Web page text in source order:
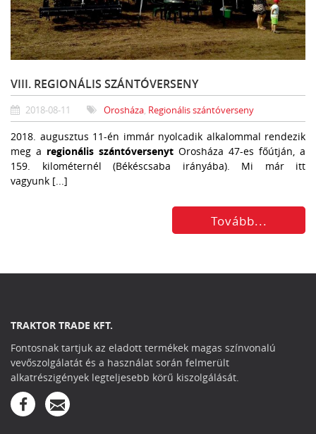
VIII. REGIONÁLIS SZÁNTÓVERSENY
2018-08-11 Orosháza, Regionális szántóverseny
2018. augusztus 11-én immár nyolcadik alkalommal rendezik
meg a regionális szántóversenyt Orosháza 47-es főútján, a
159. kilométernél (Békéscsaba irányába). Mi már itt
vagyunk [...]
Tovább...
TRAKTOR TRADE KFT.
Fontosnak tartjuk az eladott termékek magas színvonalú
vevőszolgálatát és a használat során felmerült
alkatrészigények legteljesebb körű kiszolgálását.